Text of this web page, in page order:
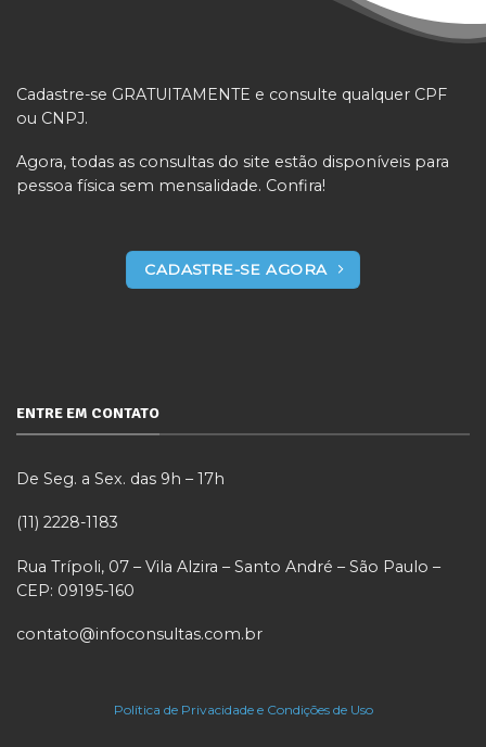
Cadastre-se GRATUITAMENTE e consulte qualquer CPF
ou CNPJ.
Agora, todas as consultas do site estão disponíveis para
pessoa física sem mensalidade. Confira!
CADASTRE-SE AGORA
ENTRE EM CONTATO
De Seg. a Sex. das 9h – 17h
(11) 2228-1183
Rua Trípoli, 07 – Vila Alzira – Santo André – São Paulo –
CEP: 09195-160
contato@infoconsultas.com.br
Política de Privacidade e Condições de Uso